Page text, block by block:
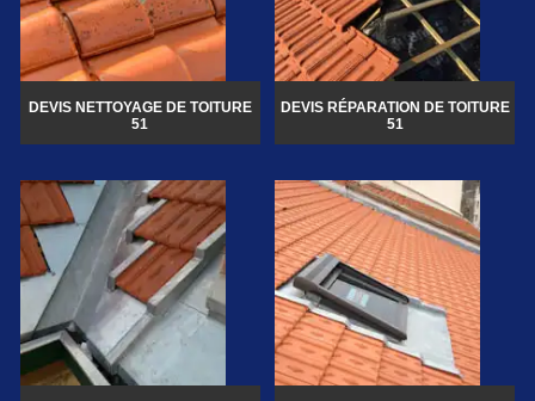
DEVIS NETTOYAGE DE TOITURE
51
DEVIS RÉPARATION DE TOITURE
51